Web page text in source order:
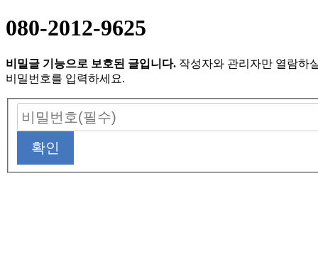
080-2012-9625
비밀글 기능으로 보호된 글입니다. 작성자와 관리자만 열람하
비밀번호를 입력하세요.